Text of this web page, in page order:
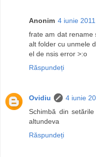
Anonim 4 iunie
frate am dat rename
alt folder cu unmele
el de nsis error >:o
Răspundeți
Ovidiu
4 iunie
Schimbă din
altundeva
Răspundeți